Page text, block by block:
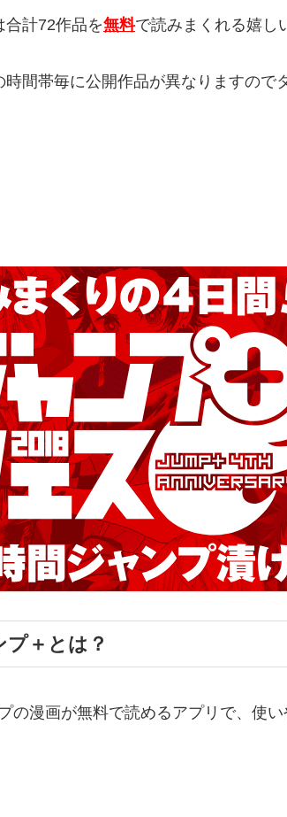
合計72作品を無料で読みまくれる嬉
時間帯毎に公開作品が異なりますので
プ＋とは？
の漫画が無料で読めるアプリで、使い